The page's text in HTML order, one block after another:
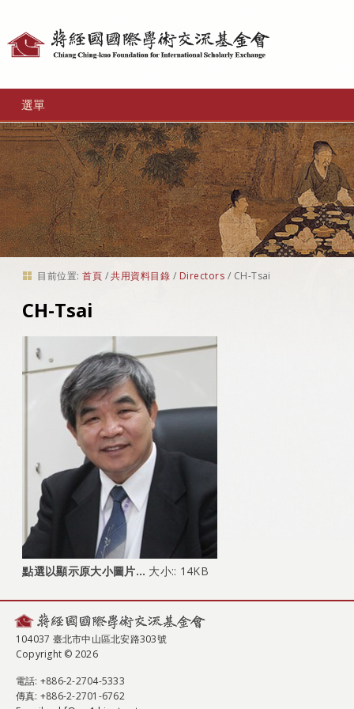
選單
目前位置: 首頁 /共用資料目錄 / Directors / CH-Tsai
CH-Tsai
點選以顯示原大小圖片… 大小:: 14KB
104037 臺北市中山區北安路303號
Copyright © 2026
電話: +886-2-2704-5333
傳真: +886-2-2701-6762